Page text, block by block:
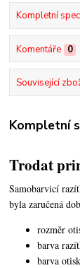
Kompletní
Komentáře 0
Související
Kompletní
Trodat
Samobarvicí
byla zaručená
rozměr
barva
barva